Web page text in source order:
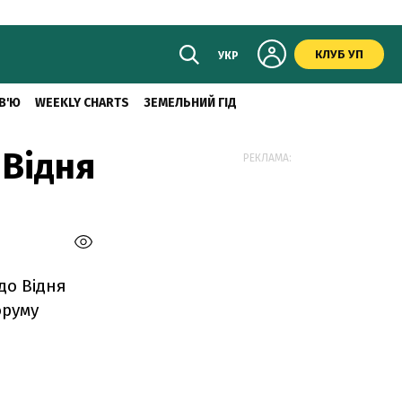
УКР КЛУБ УП
WEEKLY CHARTS ЗЕМЕЛЬНИЙ ГІД
Відня
РЕКЛАМА: